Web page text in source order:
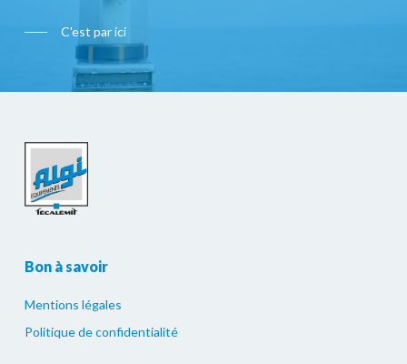
C'est par ici
Bon à savoir
Mentions légales
Politique de confidentialité